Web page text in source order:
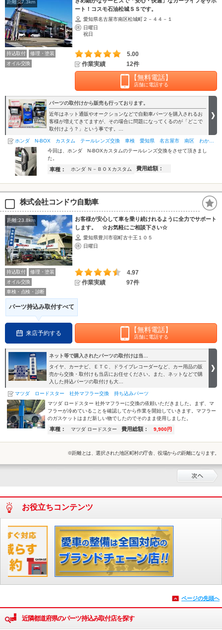
距離:27.3km
ート！コスモ石油松城ＳＳです。
愛知県名古屋市南区松城町２－４４－１
日曜日
祝日
持込取付
修理・塗装
オイル交換
5.00
作業実績
12件
【無料電話】
店舗に電話する
パーツの取付けから販売も行っております。
近年はネット通販やオークションなどで自動車パーツを購入されるお
客様が増えてきてますが、その場合に問題になってくるのが「どこで
取付けよう？」という事です。…
今回は、ホンダ N-BOXカスタムのテールレンズ交換をさせて頂きまし
た。
車種： ホンダ Ｎ－ＢＯＸカスタム 費用総額：
株式会社コンドウ自動車
距離:23.8km
お客様が安心して車を乗り続けれるように全力でサポート
します。 ☆お気軽にご相談下さい☆
愛知県豊川市宿町古十王１０５
日曜日
持込取付
修理・塗装
オイル交換
車検・点検・診断
4.97
作業実績
97件
パーツ持込み取付すべて
来店予約する 【無料電話】
店舗に電話する
ネット等で購入されたパーツの取付けは当…
タイヤ、カーナビ、ＥＴＣ、ドライブレコーダーなど、カー用品の販
売から交換・取付けも当店にお任せください。また、ネットなどで購
入した持込パーツの取付けも大…
マツダ ロードスター 社外マフラー交換 持ち込みパーツ
マツダ ロードスター 社外マフラーに交換の依頼いただきました。まず、マ
フラーが冷めていることを確認してから作業を開始していきます。マフラー
のガスケットはまだ新しい物でしたのでそのまま使用しました。
車種： マツダ ロードスター 費用総額： 9,900円
※距離とは、選択された地区町村の庁舎、役場からの距離になります。
お役立ちコンテンツ
ページの先頭へ
近隣都道府県のパーツ持込み取付店を探す